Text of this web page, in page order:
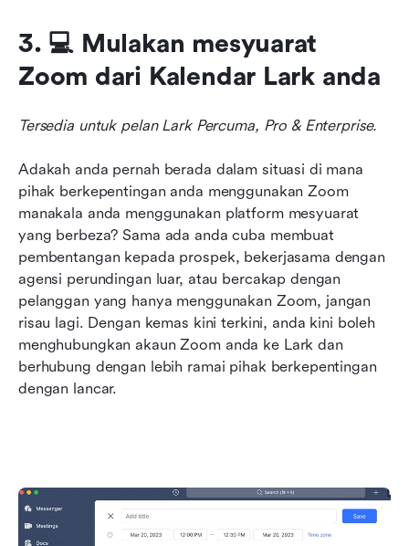
3. 💻 Mulakan mesyuarat
Zoom dari Kalendar Lark anda
Tersedia untuk pelan Lark Percuma, Pro & Enterprise.
Adakah anda pernah berada dalam situasi di mana
pihak berkepentingan anda menggunakan Zoom
manakala anda menggunakan platform mesyuarat
yang berbeza? Sama ada anda cuba membuat
pembentangan kepada prospek, bekerjasama dengan
agensi perundingan luar, atau bercakap dengan
pelanggan yang hanya menggunakan Zoom, jangan
risau lagi. Dengan kemas kini terkini, anda kini boleh
menghubungkan akaun Zoom anda ke Lark dan
berhubung dengan lebih ramai pihak berkepentingan
dengan lancar.